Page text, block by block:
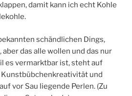
damit kann ich echt Kohle
schändlichen Dings,
das alle wollen und das nur
es vermarktbar ist, steht auf
Kunstbübchenkreativität und
vor Sau liegende Perlen. (Zu